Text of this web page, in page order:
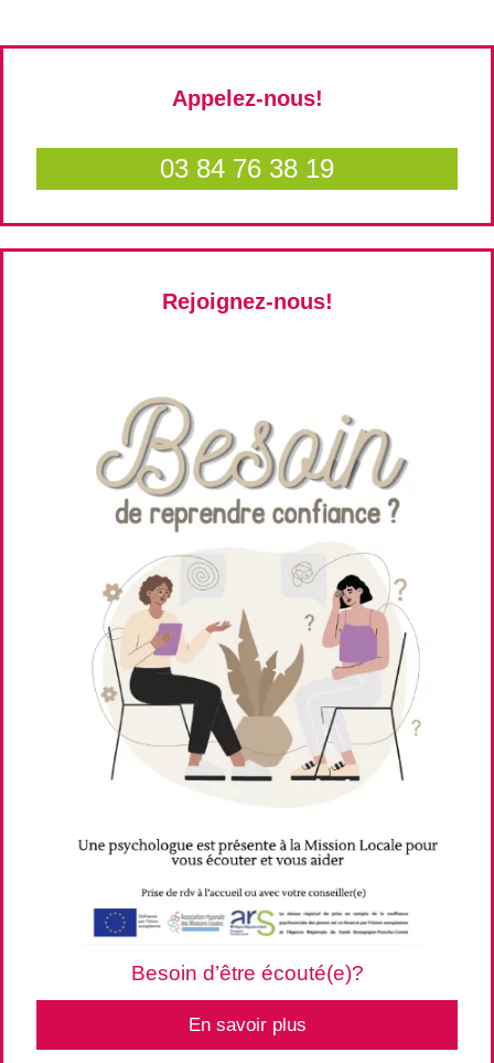
Appelez-nous!
03 84 76 38 19
Rejoignez-nous!
Besoin d’être écouté(e)?
En savoir plus